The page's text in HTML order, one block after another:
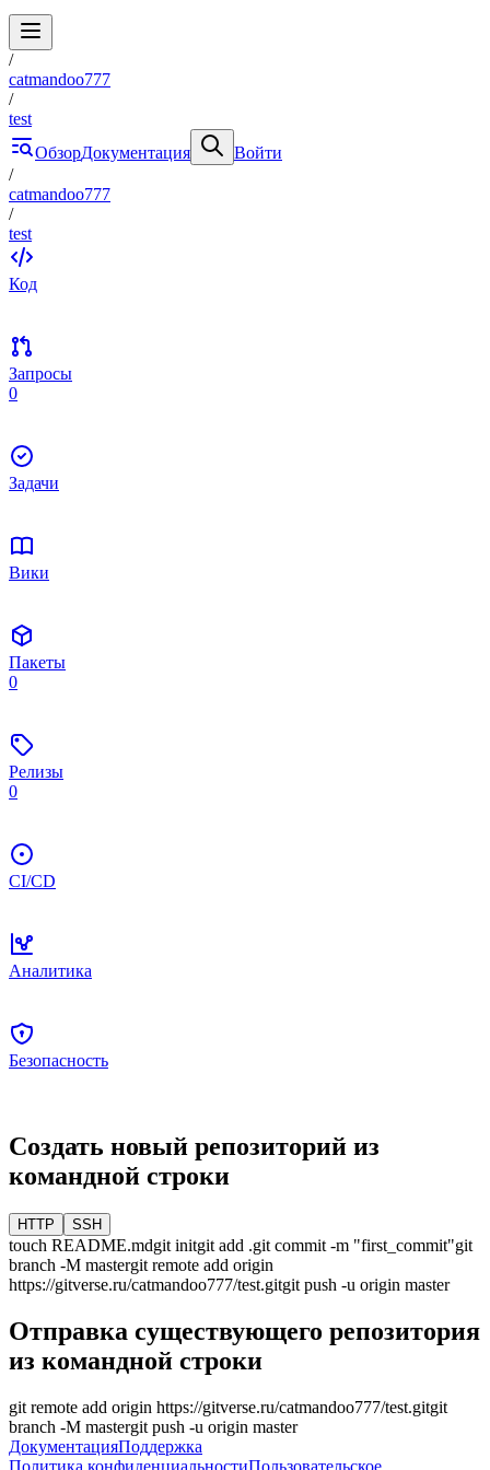
/
catmandoo777
/
test
ОбзорДокументация
Войти
/
catmandoo777
/
test
Код
Запросы
0
Задачи
Вики
Пакеты
0
Релизы
0
CI/CD
Аналитика
Безопасность
Создать новый репозиторий из
командной строки
HTTP SSH
touch README.mdgit initgit add .git commit -m "first_commit"git
branch -M mastergit remote add origin
https://gitverse.ru/catmandoo777/test.gitgit push -u origin master
Отправка существующего репозитория
из командной строки
git remote add origin https://gitverse.ru/catmandoo777/test.gitgit
branch -M mastergit push -u origin master
ДокументацияПоддержка
Политика конфиденциальностиПользовательское